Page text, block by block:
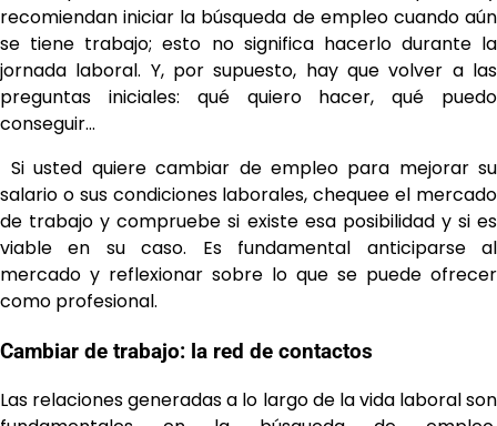
recomiendan iniciar la búsqueda de empleo cuando aún
se tiene trabajo; esto no significa hacerlo durante la
jornada laboral. Y, por supuesto, hay que volver a las
preguntas iniciales: qué quiero hacer, qué puedo
conseguir…
Si usted quiere cambiar de empleo para mejorar su
salario o sus condiciones laborales, chequee el mercado
de trabajo y compruebe si existe esa posibilidad y si es
viable en su caso. Es fundamental anticiparse al
mercado y reflexionar sobre lo que se puede ofrecer
como profesional.
Cambiar de trabajo: la red de contactos
Las relaciones generadas a lo largo de la vida laboral son